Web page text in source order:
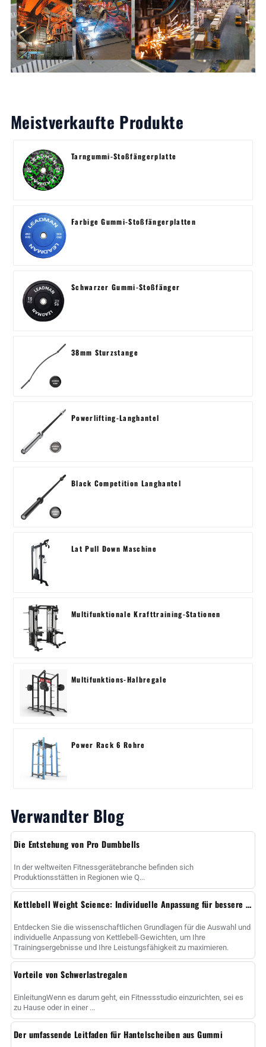
Meistverkaufte Produkte
Tarngummi-Stoßfängerplatte
Farbige Gummi-Stoßfängerplatten
Schwarzer Gummi-Stoßfänger
38mm Sturzstange
Powerlifting-Langhantel
Black Competition Langhantel
Lat Pull Down Maschine
Multifunktionale Krafttraining-Stationen
Multifunktions-Halbregale
Power Rack 6 Rohre
Verwandter Blog
Die Entstehung von Pro Dumbbells
In der weltweiten Fitnessgerätebranche befinden sich
Produktionsstätten in Regionen wie Q...
Kettlebell Weight Science: Individuelle Anpassung für bessere Ergebnisse
Entdecken Sie die wissenschaftlichen Grundlagen für die Auswahl und
individuelle Anpassung von Kettlebell-Gewichten, um Ihre
Trainingsergebnisse und Ihre Leistungsfähigkeit zu maximieren.
Vorteile von Schwerlastregalen
EinleitungWenn es darum geht, ein Fitnessstudio einzurichten, sei es
zu Hause oder in einer ...
Der umfassende Leitfaden für Hantelscheiben aus Gummi